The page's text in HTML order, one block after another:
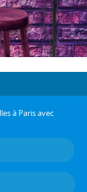
à Paris avec